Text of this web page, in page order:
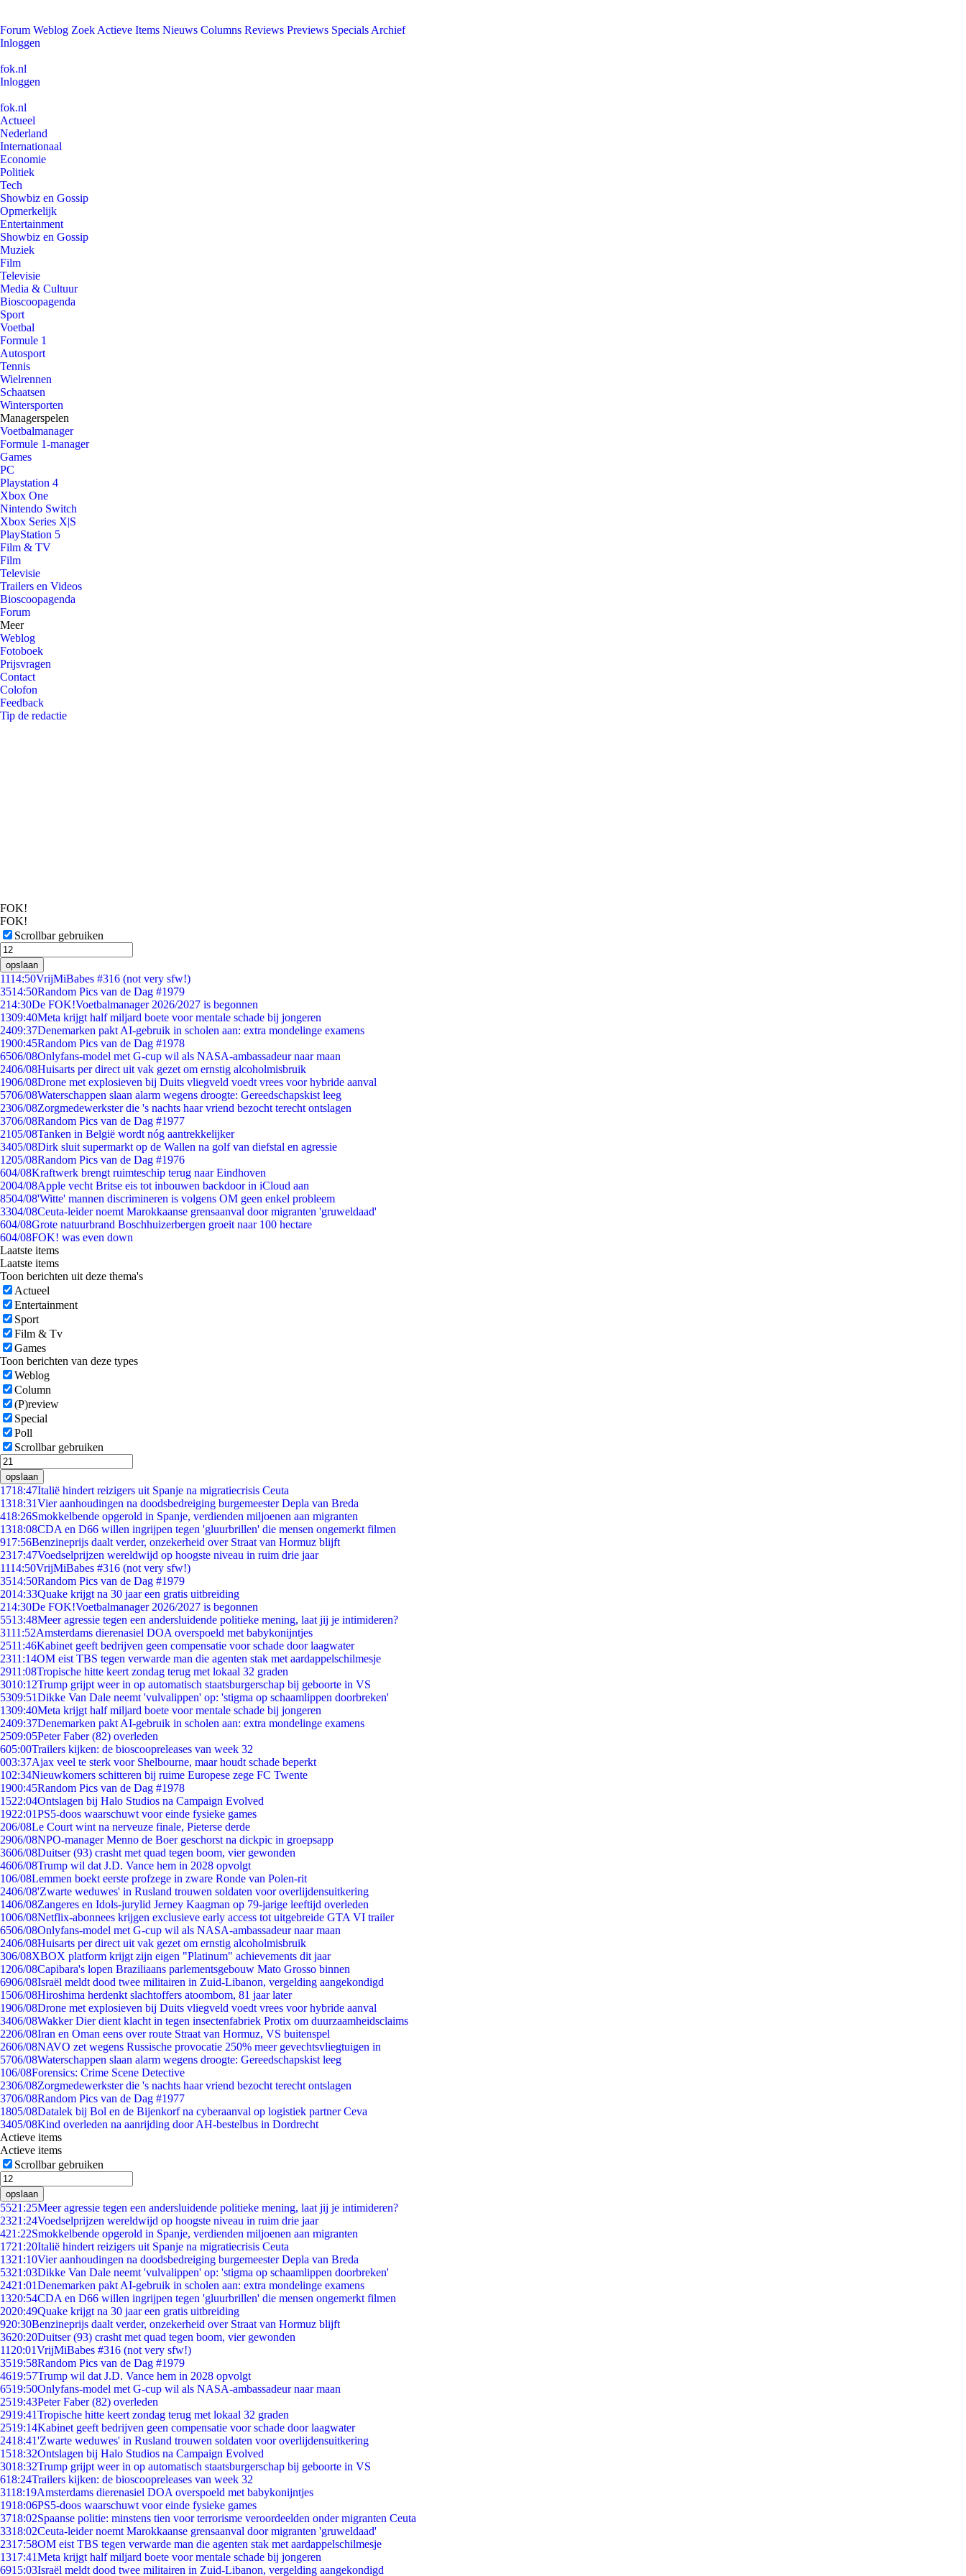
Forum Weblog Zoek Actieve Items Nieuws Columns Reviews Previews Specials Archief
Inloggen
fok.nl
Inloggen
fok.nl
Actueel
Nederland
Internationaal
Economie
Politiek
Tech
Showbiz en Gossip
Opmerkelijk
Entertainment
Showbiz en Gossip
Muziek
Film
Televisie
Media & Cultuur
Bioscoopagenda
Sport
Voetbal
Formule 1
Autosport
Tennis
Wielrennen
Schaatsen
Wintersporten
Managerspelen
Voetbalmanager
Formule 1-manager
Games
PC
Playstation 4
Xbox One
Nintendo Switch
Xbox Series X|S
PlayStation 5
Film & TV
Film
Televisie
Trailers en Videos
Bioscoopagenda
Forum
Meer
Weblog
Fotoboek
Prijsvragen
Contact
Colofon
Feedback
Tip de redactie
FOK!
FOK!
Scrollbar gebruiken
opslaan
1114:50VrijMiBabes #316 (not very sfw!)
3514:50Random Pics van de Dag #1979
214:30De FOK!Voetbalmanager 2026/2027 is begonnen
1309:40Meta krijgt half miljard boete voor mentale schade bij jongeren
2409:37Denemarken pakt AI-gebruik in scholen aan: extra mondelinge examens
1900:45Random Pics van de Dag #1978
6506/08Onlyfans-model met G-cup wil als NASA-ambassadeur naar maan
2406/08Huisarts per direct uit vak gezet om ernstig alcoholmisbruik
1906/08Drone met explosieven bij Duits vliegveld voedt vrees voor hybride aanval
5706/08Waterschappen slaan alarm wegens droogte: Gereedschapskist leeg
2306/08Zorgmedewerkster die 's nachts haar vriend bezocht terecht ontslagen
3706/08Random Pics van de Dag #1977
2105/08Tanken in België wordt nóg aantrekkelijker
3405/08Dirk sluit supermarkt op de Wallen na golf van diefstal en agressie
1205/08Random Pics van de Dag #1976
604/08Kraftwerk brengt ruimteschip terug naar Eindhoven
2004/08Apple vecht Britse eis tot inbouwen backdoor in iCloud aan
8504/08'Witte' mannen discrimineren is volgens OM geen enkel probleem
3304/08Ceuta-leider noemt Marokkaanse grensaanval door migranten 'gruweldaad'
604/08Grote natuurbrand Boschhuizerbergen groeit naar 100 hectare
604/08FOK! was even down
Laatste items
Laatste items
Toon berichten uit deze thema's
Actueel
Entertainment
Sport
Film & Tv
Games
Toon berichten van deze types
Weblog
Column
(P)review
Special
Poll
Scrollbar gebruiken
opslaan
1718:47Italië hindert reizigers uit Spanje na migratiecrisis Ceuta
1318:31Vier aanhoudingen na doodsbedreiging burgemeester Depla van Breda
418:26Smokkelbende opgerold in Spanje, verdienden miljoenen aan migranten
1318:08CDA en D66 willen ingrijpen tegen 'gluurbrillen' die mensen ongemerkt filmen
917:56Benzineprijs daalt verder, onzekerheid over Straat van Hormuz blijft
2317:47Voedselprijzen wereldwijd op hoogste niveau in ruim drie jaar
1114:50VrijMiBabes #316 (not very sfw!)
3514:50Random Pics van de Dag #1979
2014:33Quake krijgt na 30 jaar een gratis uitbreiding
214:30De FOK!Voetbalmanager 2026/2027 is begonnen
5513:48Meer agressie tegen een andersluidende politieke mening, laat jij je intimideren?
3111:52Amsterdams dierenasiel DOA overspoeld met babykonijntjes
2511:46Kabinet geeft bedrijven geen compensatie voor schade door laagwater
2311:14OM eist TBS tegen verwarde man die agenten stak met aardappelschilmesje
2911:08Tropische hitte keert zondag terug met lokaal 32 graden
3010:12Trump grijpt weer in op automatisch staatsburgerschap bij geboorte in VS
5309:51Dikke Van Dale neemt 'vulvalippen' op: 'stigma op schaamlippen doorbreken'
1309:40Meta krijgt half miljard boete voor mentale schade bij jongeren
2409:37Denemarken pakt AI-gebruik in scholen aan: extra mondelinge examens
2509:05Peter Faber (82) overleden
605:00Trailers kijken: de bioscoopreleases van week 32
003:37Ajax veel te sterk voor Shelbourne, maar houdt schade beperkt
102:34Nieuwkomers schitteren bij ruime Europese zege FC Twente
1900:45Random Pics van de Dag #1978
1522:04Ontslagen bij Halo Studios na Campaign Evolved
1922:01PS5-doos waarschuwt voor einde fysieke games
206/08Le Court wint na nerveuze finale, Pieterse derde
2906/08NPO-manager Menno de Boer geschorst na dickpic in groepsapp
3606/08Duitser (93) crasht met quad tegen boom, vier gewonden
4606/08Trump wil dat J.D. Vance hem in 2028 opvolgt
106/08Lemmen boekt eerste profzege in zware Ronde van Polen-rit
2406/08'Zwarte weduwes' in Rusland trouwen soldaten voor overlijdensuitkering
1406/08Zangeres en Idols-jurylid Jerney Kaagman op 79-jarige leeftijd overleden
1006/08Netflix-abonnees krijgen exclusieve early access tot uitgebreide GTA VI trailer
6506/08Onlyfans-model met G-cup wil als NASA-ambassadeur naar maan
2406/08Huisarts per direct uit vak gezet om ernstig alcoholmisbruik
306/08XBOX platform krijgt zijn eigen "Platinum" achievements dit jaar
1206/08Capibara's lopen Braziliaans parlementsgebouw Mato Grosso binnen
6906/08Israël meldt dood twee militairen in Zuid-Libanon, vergelding aangekondigd
1506/08Hiroshima herdenkt slachtoffers atoombom, 81 jaar later
1906/08Drone met explosieven bij Duits vliegveld voedt vrees voor hybride aanval
3406/08Wakker Dier dient klacht in tegen insectenfabriek Protix om duurzaamheidsclaims
2206/08Iran en Oman eens over route Straat van Hormuz, VS buitenspel
2606/08NAVO zet wegens Russische provocatie 250% meer gevechtsvliegtuigen in
5706/08Waterschappen slaan alarm wegens droogte: Gereedschapskist leeg
106/08Forensics: Crime Scene Detective
2306/08Zorgmedewerkster die 's nachts haar vriend bezocht terecht ontslagen
3706/08Random Pics van de Dag #1977
1805/08Datalek bij Bol en de Bijenkorf na cyberaanval op logistiek partner Ceva
3405/08Kind overleden na aanrijding door AH-bestelbus in Dordrecht
Actieve items
Actieve items
Scrollbar gebruiken
opslaan
5521:25Meer agressie tegen een andersluidende politieke mening, laat jij je intimideren?
2321:24Voedselprijzen wereldwijd op hoogste niveau in ruim drie jaar
421:22Smokkelbende opgerold in Spanje, verdienden miljoenen aan migranten
1721:20Italië hindert reizigers uit Spanje na migratiecrisis Ceuta
1321:10Vier aanhoudingen na doodsbedreiging burgemeester Depla van Breda
5321:03Dikke Van Dale neemt 'vulvalippen' op: 'stigma op schaamlippen doorbreken'
2421:01Denemarken pakt AI-gebruik in scholen aan: extra mondelinge examens
1320:54CDA en D66 willen ingrijpen tegen 'gluurbrillen' die mensen ongemerkt filmen
2020:49Quake krijgt na 30 jaar een gratis uitbreiding
920:30Benzineprijs daalt verder, onzekerheid over Straat van Hormuz blijft
3620:20Duitser (93) crasht met quad tegen boom, vier gewonden
11 20:01VrijMiBabes #316 (not very sfw!)
3519:58Random Pics van de Dag #1979
4619:57Trump wil dat J.D. Vance hem in 2028 opvolgt
6519:50Onlyfans-model met G-cup wil als NASA-ambassadeur naar maan
2519:43Peter Faber (82) overleden
2919:41Tropische hitte keert zondag terug met lokaal 32 graden
2519:14Kabinet geeft bedrijven geen compensatie voor schade door laagwater
2418:41'Zwarte weduwes' in Rusland trouwen soldaten voor overlijdensuitkering
1518:32Ontslagen bij Halo Studios na Campaign Evolved
3018:32Trump grijpt weer in op automatisch staatsburgerschap bij geboorte in VS
618:24Trailers kijken: de bioscoopreleases van week 32
3118:19Amsterdams dierenasiel DOA overspoeld met babykonijntjes
1918:06PS5-doos waarschuwt voor einde fysieke games
3718:02Spaanse politie: minstens tien voor terrorisme veroordeelden onder migranten Ceuta
3318:02Ceuta-leider noemt Marokkaanse grensaanval door migranten 'gruweldaad'
2317:58OM eist TBS tegen verwarde man die agenten stak met aardappelschilmesje
1317:41Meta krijgt half miljard boete voor mentale schade bij jongeren
6915:03Israël meldt dood twee militairen in Zuid-Libanon, vergelding aangekondigd